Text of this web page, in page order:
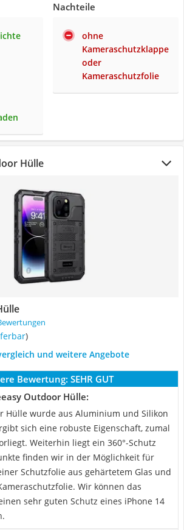
Nachteile
ohne
Kameraschutzklappe
oder
Kameraschutzfolie
Hülle
)
und weitere Angebote
Bewertung: SEHR GUT
Outdoor Hülle:
Hülle wurde aus Aluminium und Silikon
sich eine robuste Eigenschaft, zumal
Weiterhin liegt ein 360°-Schutz
finden wir in der Möglichkeit für
Schutzfolie aus gehärtetem Glas und
Wir können das
sehr guten Schutz eines iPhone 14